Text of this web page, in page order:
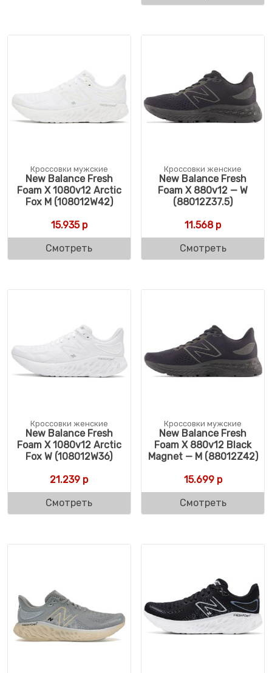
Кроссовки мужские
New Balance Fresh
Foam X 1080v12 Arctic
Fox M (108012W42)
15.935р
Смотреть
Кроссовки женские
New Balance Fresh
Foam X 880v12 — W
(88012Z37.5)
11.568р
Смотреть
Кроссовки женские
New Balance Fresh
Foam X 1080v12 Arctic
Fox W (108012W36)
21.239 р
Смотреть
Кроссовки мужские
New Balance Fresh
Foam X 880v12 Black
Magnet — M (88012Z42)
15.699р
Смотреть